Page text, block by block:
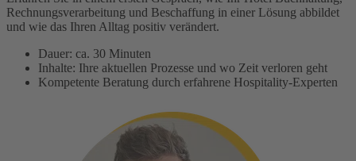
Rechnungsverarbeitung und Beschaffung in einer Lösung abbildet
und wie das Ihren Alltag positiv verändert.
Dauer: ca. 30 Minuten
Inhalte: Ihre aktuellen Prozesse und wo Zeit verloren geht
Kompetente Beratung durch erfahrene Hospitality-Experten